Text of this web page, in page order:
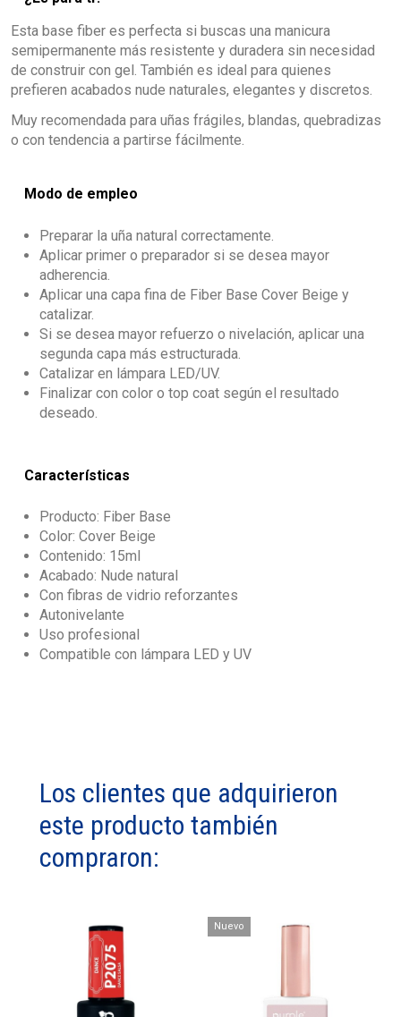
Esta base fiber es perfecta si buscas una manicura
semipermanente más resistente y duradera sin necesidad
de construir con gel. También es ideal para quienes
prefieren acabados nude naturales, elegantes y discretos.
Muy recomendada para uñas frágiles, blandas, quebradizas
o con tendencia a partirse fácilmente.
Modo de empleo
Preparar la uña natural correctamente.
Aplicar primer o preparador si se desea mayor
adherencia.
Aplicar una capa fina de Fiber Base Cover Beige y
catalizar.
Si se desea mayor refuerzo o nivelación, aplicar una
segunda capa más estructurada.
Catalizar en lámpara LED/UV.
Finalizar con color o top coat según el resultado
deseado.
Características
Producto: Fiber Base
Color: Cover Beige
Contenido: 15ml
Acabado: Nude natural
Con fibras de vidrio reforzantes
Autonivelante
Uso profesional
Compatible con lámpara LED y UV
Los clientes que adquirieron
este producto también
compraron:
Nuevo